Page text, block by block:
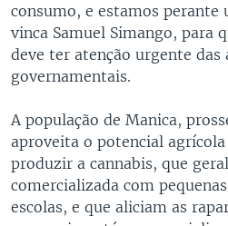
consumo, e estamos
vinca Samuel Simango, para
deve ter atenção urgente das
governamentais.
A população de Manica,
aproveita o potencial
produzir a cannabis, que
comercializada com
escolas, e que aliciam as